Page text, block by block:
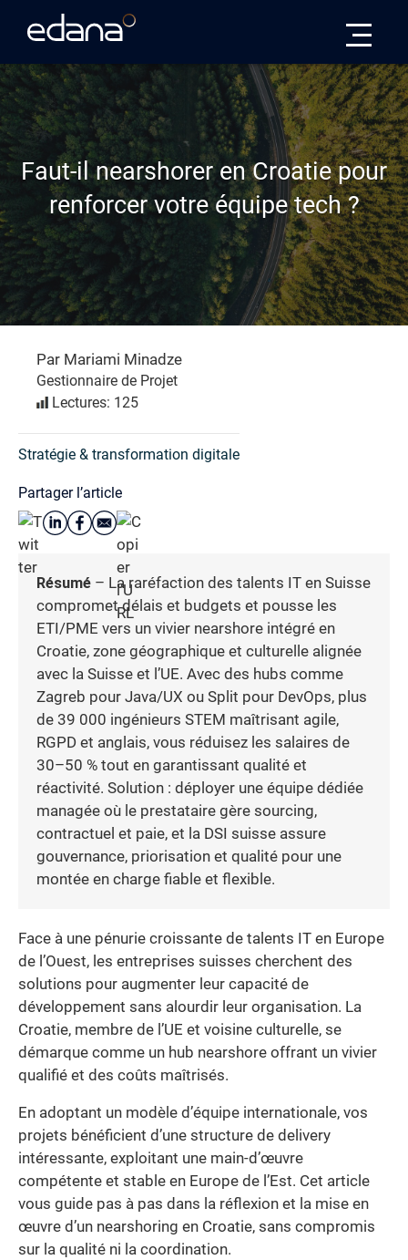
Faut-il nearshorer en Croatie pour
renforcer votre équipe tech ?
Par Mariami Minadze
Gestionnaire de Projet
Lectures: 125
Stratégie & transformation digitale
Partager l’article
Résumé – La raréfaction des talents IT en Suisse
compromet délais et budgets et pousse les
ETI/PME vers un vivier nearshore intégré en
Croatie, zone géographique et culturelle alignée
avec la Suisse et l’UE. Avec des hubs comme
Zagreb pour Java/UX ou Split pour DevOps, plus
de 39 000 ingénieurs STEM maîtrisant agile,
RGPD et anglais, vous réduisez les salaires de
30–50 % tout en garantissant qualité et
réactivité. Solution : déployer une équipe dédiée
managée où le prestataire gère sourcing,
contractuel et paie, et la DSI suisse assure
gouvernance, priorisation et qualité pour une
montée en charge fiable et flexible.
Face à une pénurie croissante de talents IT en Europe
de l’Ouest, les entreprises suisses cherchent des
solutions pour augmenter leur capacité de
développement sans alourdir leur organisation. La
Croatie, membre de l’UE et voisine culturelle, se
démarque comme un hub nearshore offrant un vivier
qualifié et des coûts maîtrisés.
En adoptant un modèle d’équipe internationale, vos
projets bénéficient d’une structure de delivery
intéressante, exploitant une main-d’œuvre
compétente et stable en Europe de l’Est. Cet article
vous guide pas à pas dans la réflexion et la mise en
œuvre d’un nearshoring en Croatie, sans compromis
sur la qualité ni la coordination.